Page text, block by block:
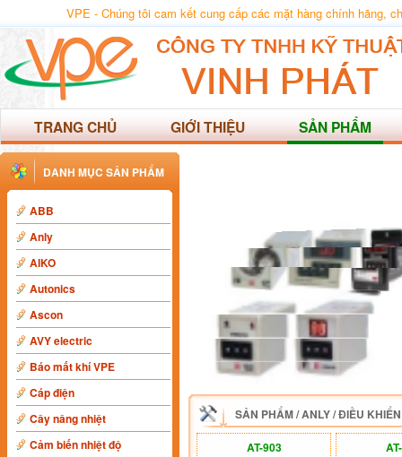
VPE - Chúng tôi cam kết cung cấp các mặt hàng chính hãng,
TRANG CHỦ GIỚI THIỆU SẢN PHẨM
DANH MỤC SẢN PHẨM
ABB
Anly
AIKO
Autonics
Ascon
AVY electric
Báo mất khí VPE
Cáp điện
Cây nâng nhiệt
Cảm biến nhiệt độ
SẢN PHẨM/ANLY/ĐIỀU
AT-903